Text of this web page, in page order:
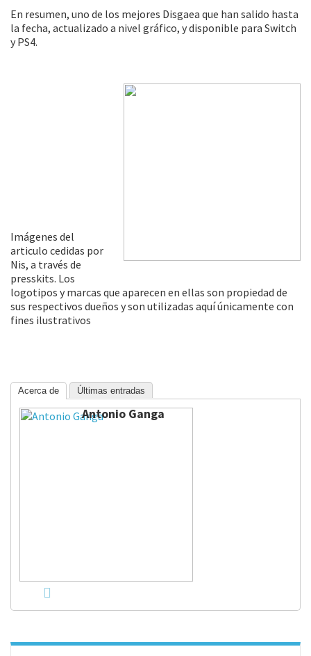
En resumen, uno de los mejores Disgaea que han salido hasta
la fecha, actualizado a nivel gráfico, y disponible para Switch
y PS4.
Imágenes del
articulo cedidas por
Nis, a través de
presskits. Los
logotipos y marcas que aparecen en ellas son propiedad de
sus respectivos dueños y son utilizadas aquí únicamente con
fines ilustrativos
Acerca de Últimas entradas
Antonio Ganga